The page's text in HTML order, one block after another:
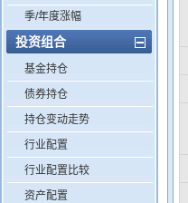
季/年度涨幅
投资组合
基金持仓
债券持仓
持仓变动走势
行业配置
行业配置比较
资产配置